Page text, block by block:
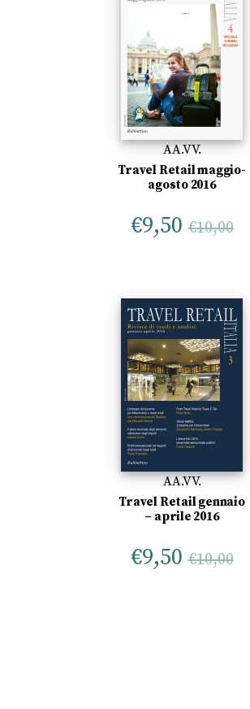
AA.VV.
Travel Retail maggio-
agosto 2016
€9,50 €10,00
AA.VV.
Travel Retail gennaio
– aprile 2016
€9,50 €10,00